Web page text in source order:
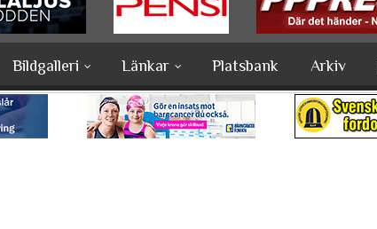
Bildgalleri Länkar Platsbank Arkiv